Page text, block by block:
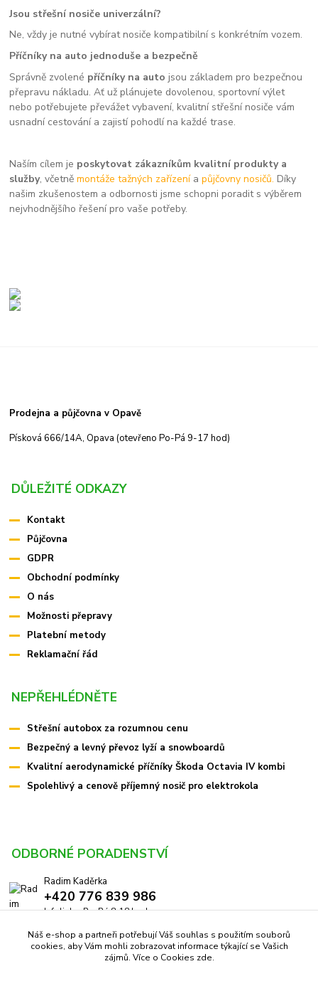
Jsou střešní nosiče univerzální?
Ne, vždy je nutné vybírat nosiče kompatibilní s konkrétním vozem.
Příčníky na auto jednoduše a bezpečně
Správně zvolené příčníky na auto jsou základem pro bezpečnou
přepravu nákladu. Ať už plánujete dovolenou, sportovní výlet
nebo potřebujete převážet vybavení, kvalitní střešní nosiče vám
usnadní cestování a zajistí pohodlí na každé trase.
Naším cílem je poskytovat zákazníkům kvalitní produkty a
služby, včetněmontáže tažných zařízení apůjčovny nosičů. Díky
našim zkušenostem a odbornosti jsme schopni poradit s výběrem
nejvhodnějšího řešení pro vaše potřeby.
Prodejna a půjčovna v Opavě
Písková 666/14A, Opava (otevřeno Po-Pá 9-17 hod)
DŮLEŽITÉ ODKAZY
Kontakt
Půjčovna
GDPR
Obchodní podmínky
O nás
Možnosti přepravy
Platební metody
Reklamační řád
NEPŘEHLÉDNĚTE
Střešní autobox za rozumnou cenu
Bezpečný a levný převoz lyží a snowboardů
Kvalitní aerodynamické příčníky Škoda Octavia IV kombi
Spolehlivý a cenově příjemný nosič pro elektrokola
ODBORNÉ PORADENSTVÍ
Radim Kaděrka
+420 776 839 986
Infolinka: Po-Pá 8-18 hod.
info@pricniky.cz
Náš e-shop a partneři potřebují Váš souhlas s použitím souborů
cookies, aby Vám mohli zobrazovat informace týkající se Vašich
zájmů. Více o Cookies zde.